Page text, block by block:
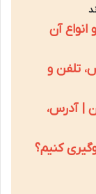
آن
تلفن و
شماره 30 تهران | آدرس،
کنیم؟